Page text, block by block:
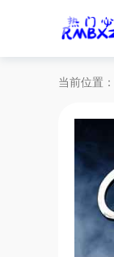
当前位置：